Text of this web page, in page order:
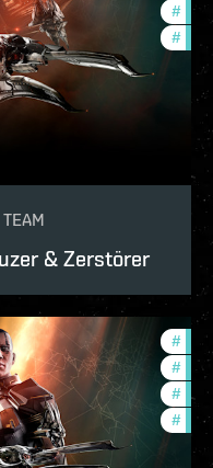
#
#
& Zerstörer
#
#
#
#